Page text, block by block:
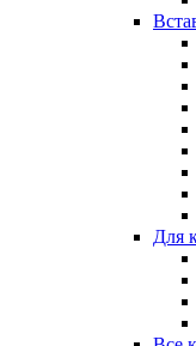
Для